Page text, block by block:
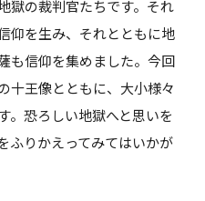
獄の裁判官たちです。それ
仰を生み、それとともに地
も信仰を集めました。今回
十王像とともに、大小様々
。恐ろしい地獄へと思いを
ふりかえってみてはいかが